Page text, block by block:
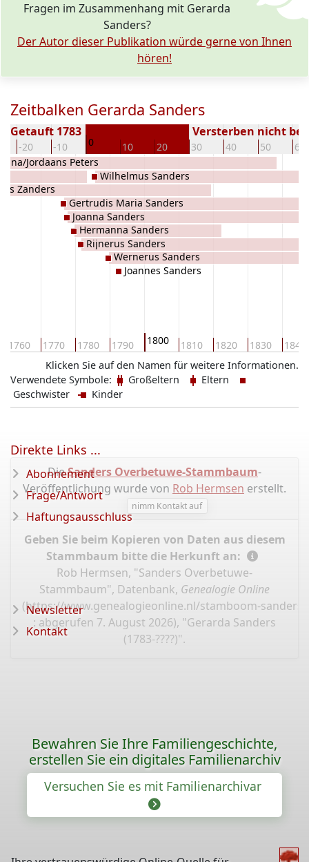
Fragen im Zusammenhang mit Gerarda
Sanders?
Der Autor dieser Publikation würde gerne von Ihnen
hören!
Zeitbalken Gerarda Sanders
-20 -10 0 10 20 30 40 50 60
Getauft 1783 Versterben nicht
1760 1770 1780 1790 1800 1810 1820 1830 1840
Zanders
Jordaans Peters
Gertrudis Maria Sanders
Joanna Sanders
Hermanna Sanders
Rijnerus Sanders
Wilhelmus Sanders
Wernerus Sanders
Joannes Sanders
Klicken Sie auf den Namen für weitere Informationen.
Verwendete Symbole:
Großeltern
Eltern
Geschwister
Kinder
DieSanders Overbetuwe-Stammbaum-
Veröffentlichung wurde von Rob Hermsen erstellt.
nimm Kontakt auf
Geben Sie beim Kopieren von Daten aus diesem
Stammbaum bitte die Herkunft an:
Rob Hermsen, "Sanders Overbetuwe-
Stammbaum", Datenbank, Genealogie Online
(https://www.genealogieonline.nl/stamboom-
: abgerufen 7. August 2026), "Gerarda Sanders
(1783-????)".
Direkte Links ...
Abonnement
Frage/Antwort
Haftungsausschluss
Newsletter
Kontakt
Bewahren Sie Ihre Familiengeschichte,
erstellen Sie ein digitales Familienarchiv
Versuchen Sie es mit Familienarchivar